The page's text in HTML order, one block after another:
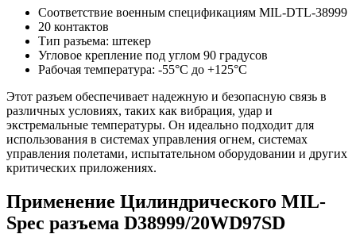
Соответствие военным спецификациям MIL-DTL-38999
20 контактов
Тип разъема: штекер
Угловое крепление под углом 90 градусов
Рабочая температура: -55°C до +125°C
Этот разъем обеспечивает надежную и безопасную связь в
различных условиях, таких как вибрация, удар и
экстремальные температуры. Он идеально подходит для
использования в системах управления огнем, системах
управления полетами, испытательном оборудовании и других
критических приложениях.
Применение Цилиндрического MIL-
Spec разъема D38999/20WD97SD